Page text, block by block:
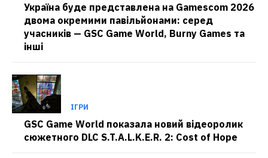
Україна буде представлена на Gamescom 2026
двома окремими павільйонами: серед
учасників — GSC Game World, Burny Games та
інші
ІГРИ
GSC Game World показала новий відеоролик
сюжетного DLC S.T.A.L.K.E.R. 2: Cost of Hope